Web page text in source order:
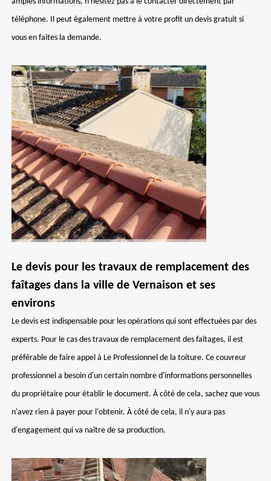
téléphone. Il peut également mettre à votre profit un devis gratuit si
vous en faites la demande.
Le devis pour les travaux de remplacement des
faîtages dans la ville de Vernaison et ses
environs
Le devis est indispensable pour les opérations qui sont effectuées par des
experts. Pour le cas des travaux de remplacement des faîtages, il est
préférable de faire appel à Le Professionnel de la toiture. Ce couvreur
professionnel a besoin d'un certain nombre d'informations personnelles
du propriétaire pour établir le document. À côté de cela, sachez que vous
n'avez rien à payer pour l'obtenir. À côté de cela, il n'y aura pas
d'engagement qui va naître de sa production.